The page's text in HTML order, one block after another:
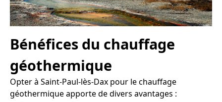
Bénéfices du chauffage
géothermique
Opter à Saint-Paul-lès-Dax pour le chauffage
géothermique apporte de divers avantages :